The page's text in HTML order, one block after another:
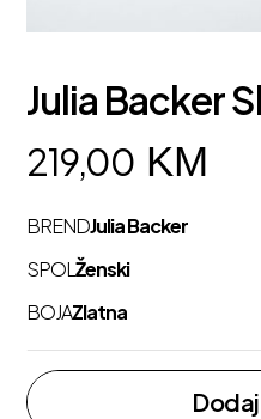
Julia Backer
219,00 KM
BRENDJulia Backer
SPOLŽenski
BOJAZlatna